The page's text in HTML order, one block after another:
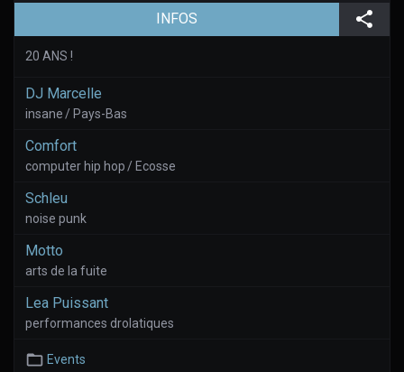
INFOS (aller à la page de l'évènement)
20 ANS !
DJ Marcelle
insane / Pays-Bas
Comfort
computer hip hop / Ecosse
Schleu
noise punk
Motto
arts de la fuite
Lea Puissant
performances drolatiques
Events